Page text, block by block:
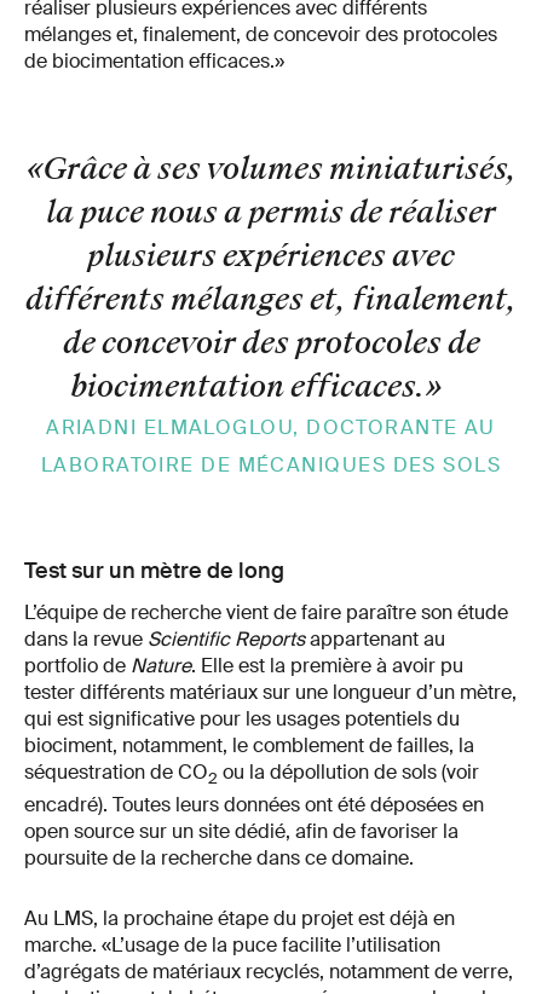
réaliser plusieurs expériences avec différents
mélanges et, finalement, de concevoir des protocoles
de biocimentation efficaces.»
«Grâce à ses volumes miniaturisés,
la puce nous a permis de réaliser
plusieurs expériences avec
différents mélanges et, finalement,
de concevoir des protocoles de
biocimentation efficaces.»
ARIADNI ELMALOGLOU, DOCTORANTE AU
LABORATOIRE DE MÉCANIQUES DES SOLS
Test sur un mètre de long
L’équipe de recherche vient de faire paraître son étude
dans la revue Scientific Reportsappartenant au
portfolio de Nature. Elle est la première à avoir pu
tester différents matériaux sur une longueur d’un mètre,
qui est significative pour les usages potentiels du
biociment, notamment, le comblement de failles, la
séquestration de CO2 ou la dépollution de sols (voir
encadré). Toutes leurs données ont été déposées en
open source sur un site dédié, afin de favoriser la
poursuite de la recherche dans ce domaine.
Au LMS, la prochaine étape du projet est déjà en
marche. «L’usage de la puce facilite l’utilisation
d’agrégats de matériaux recyclés, notamment de verre,